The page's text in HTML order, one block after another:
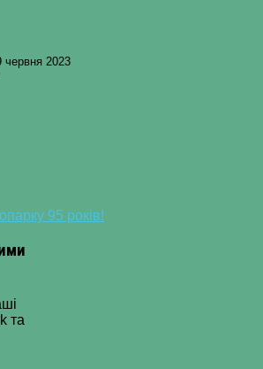
червня 2023
95 років!
та